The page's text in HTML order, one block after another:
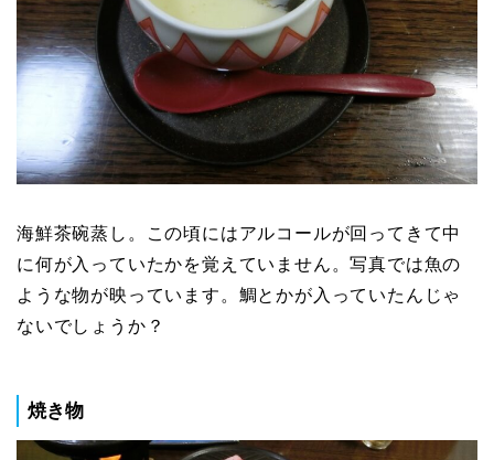
海鮮茶碗蒸し。この頃にはアルコールが回ってきて中
に何が入っていたかを覚えていません。写真では魚の
ような物が映っています。鯛とかが入っていたんじゃ
ないでしょうか？
焼き物